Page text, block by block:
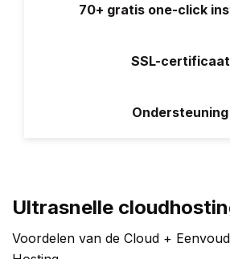
70+ gratis one-click
SSL-certificaat
Ondersteuning
Ultrasnelle
Voordelen van de Cloud +